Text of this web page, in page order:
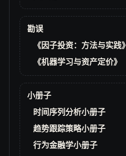
勘误
《因子投资：方法与实践》
《机器学习与资产定价》
小册子
时间序列分析小册子
趋势跟踪策略小册子
行为金融学小册子